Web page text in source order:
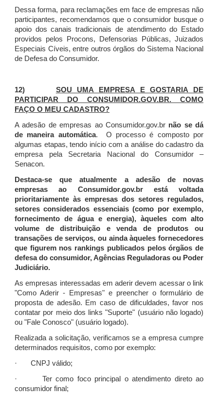
Dessa forma, para reclamações em face de empresas não
participantes, recomendamos que o consumidor busque o
apoio dos canais tradicionais de atendimento do Estado
providos pelos Procons, Defensorias Públicas, Juizados
Especiais Cíveis, entre outros órgãos do Sistema Nacional
de Defesa do Consumidor.
12) SOU UMA EMPRESA E GOSTARIA DE
PARTICIPAR DO CONSUMIDOR.GOV.BR. COMO
FAÇO O MEU CADASTRO?
A adesão de empresas ao Consumidor.gov.br não se dá
de maneira automática. O processo é composto por
algumas etapas, tendo início com a análise do cadastro da
empresa pela Secretaria Nacional do Consumidor –
Senacon.
Destaca-se que atualmente a adesão de novas
empresas ao Consumidor.gov.br está voltada
prioritariamente às empresas dos setores regulados,
setores considerados essenciais (como por exemplo,
fornecimento de água e energia), àqueles com alto
volume de distribuição e venda de produtos ou
transações de serviços, ou ainda àqueles fornecedores
que figurem nos rankings publicados pelos órgãos de
defesa do consumidor, Agências Reguladoras ou Poder
Judiciário.
As empresas interessadas em aderir devem acessar o link
"Como Aderir - Empresas" e preencher o formulário de
proposta de adesão. Em caso de dificuldades, favor nos
contatar por meio dos links "Suporte" (usuário não logado)
ou "Fale Conosco" (usuário logado).
Realizada a solicitação, verificamos se a empresa cumpre
determinados requisitos, como por exemplo:
· CNPJ válido;
· Ter como foco principal o atendimento direto ao
consumidor final;